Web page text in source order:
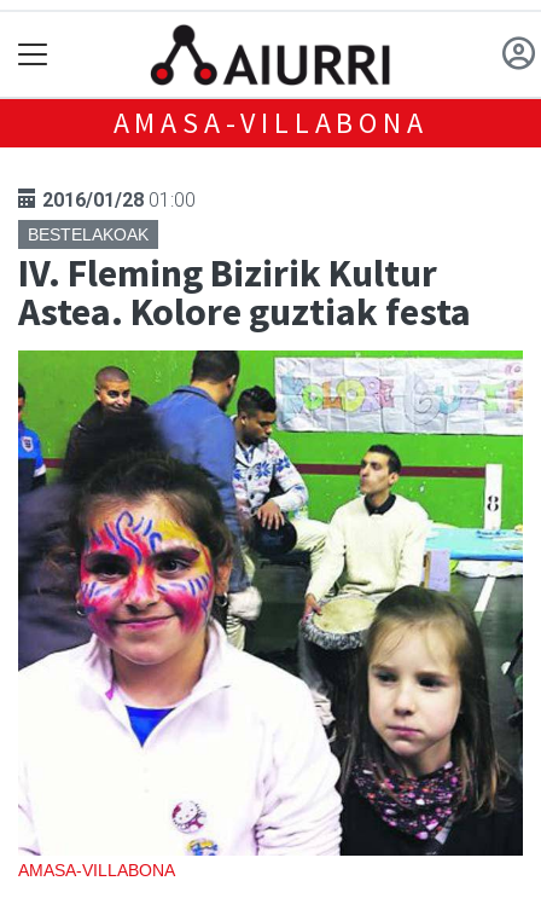
AMASA-VILLABONA
2016/01/28 01:00
BESTELAKOAK
IV. Fleming Bizirik Kultur
Astea. Kolore guztiak festa
AMASA-VILLABONA